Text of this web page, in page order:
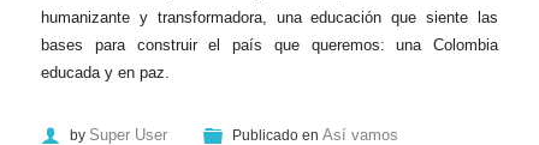
humanizante y transformadora, una educación que siente las
bases para construir el país que queremos: una Colombia
educada y en paz.
by Super User Publicado en Así vamos